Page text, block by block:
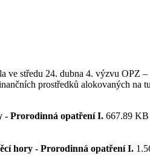
ve středu 24. dubna 4. výzvu OPZ –
prostředků alokovaných na
- Prorodinná opatření I. 667.89 KB
hory - Prorodinná opatření I.